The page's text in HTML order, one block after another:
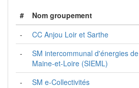
# Nom groupement
-
CC Anjou Loir et Sarthe
-
SM intercommunal d'énergies de
Maine-et-Loire (SIEML)
- SM e-Collectivités